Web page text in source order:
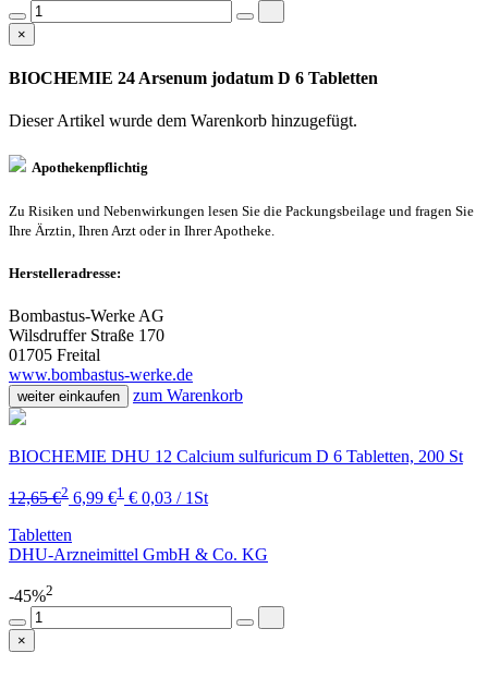
×
BIOCHEMIE 24 Arsenum jodatum D 6 Tabletten
Dieser Artikel wurde dem Warenkorb hinzugefügt.
Apothekenpflichtig
Zu Risiken und Nebenwirkungen lesen Sie die Packungsbeilage und fragen Sie
Ihre Ärztin, Ihren Arzt oder in Ihrer Apotheke.
Herstelleradresse:
Bombastus-Werke AG
Wilsdruffer Straße 170
01705 Freital
www.bombastus-werke.de
weiter einkaufen zum Warenkorb
BIOCHEMIE DHU 12 Calcium sulfuricum D 6 Tabletten, 200 St
12,65 €2 6,99 €1 € 0,03 / 1St
Tabletten
DHU-Arzneimittel GmbH & Co. KG
-45%2
×